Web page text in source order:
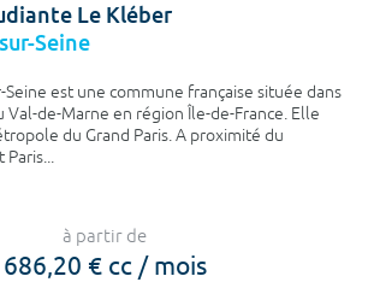
Le Kléber
Seine
Seine est une commune française située dans
de-Marne en région Île-de-France. Elle
du Grand Paris. A proximité du
à partir de
686,20 € cc / mois